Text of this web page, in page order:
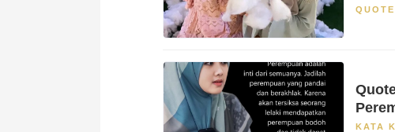
QUOTE
KATA